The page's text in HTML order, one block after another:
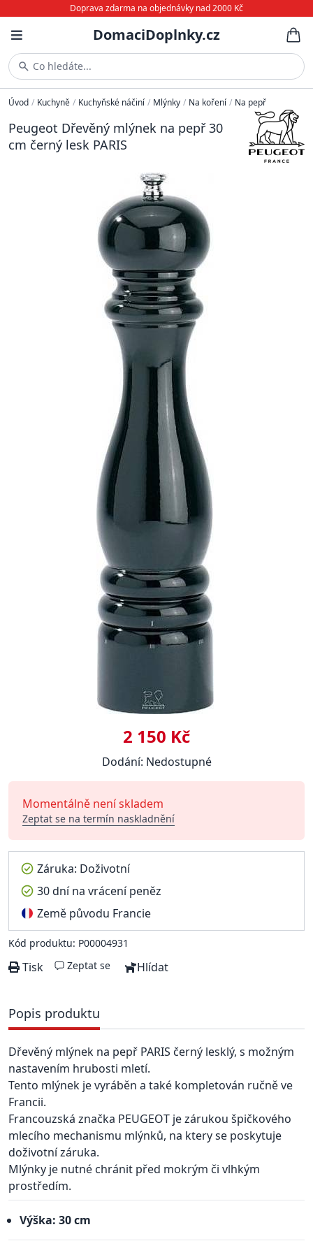
Doprava zdarma na objednávky nad 2000 Kč
DomaciDoplnky.cz
Co hledáte...
Úvod / Kuchyně / Kuchyňské náčiní / Mlýnky / Na koření / Na pepř
Peugeot Dřevěný mlýnek na pepř 30
cm černý lesk PARIS
2 150 Kč
Dodání: Nedostupné
Momentálně není skladem
Zeptat se na termín naskladnění
Záruka: Doživotní
30 dní na vrácení peněz
Země původu Francie
Kód produktu: P00004931
Tisk Zeptat se Hlídat
Popis produktu
Dřevěný mlýnek na pepř PARIS černý lesklý, s možným
nastavením hrubosti mletí.
Tento mlýnek je vyráběn a také kompletován ručně ve
Francii.
Francouzská značka PEUGEOT je zárukou špičkového
mlecího mechanismu mlýnků, na ktery se poskytuje
doživotní záruka.
Mlýnky je nutné chránit před mokrým či vlhkým
prostředím.
Výška: 30 cm